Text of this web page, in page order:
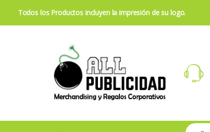
Todos los Productos incluyen la impresión de su logo.
Search